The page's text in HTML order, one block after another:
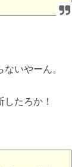
いやーん。
たろか！